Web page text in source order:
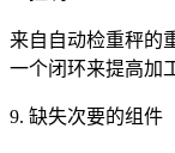
来自自动检重秤的
一个闭环来提高加
9. 缺失次要的组件